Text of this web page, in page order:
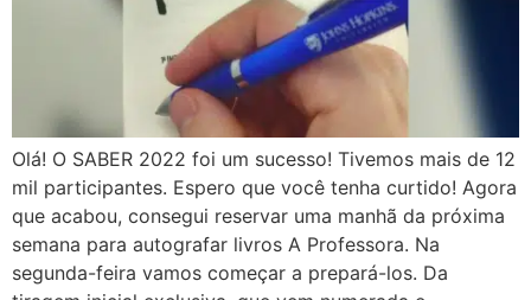
Olá! O SABER 2022 foi um sucesso! Tivemos mais de 12
mil participantes. Espero que você tenha curtido! Agora
que acabou, consegui reservar uma manhã da próxima
semana para autografar livros A Professora. Na
segunda-feira vamos começar a prepará-los. Da